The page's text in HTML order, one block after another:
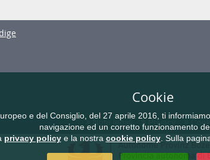
Note legali Privacy
Cookie
e del Consiglio, del 27 aprile 2016, ti
navigazione ed un corretto funzionamento
privacy policye la nostra cookie policy. Sulla